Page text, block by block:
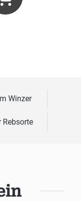
Winzer
Rebsorte